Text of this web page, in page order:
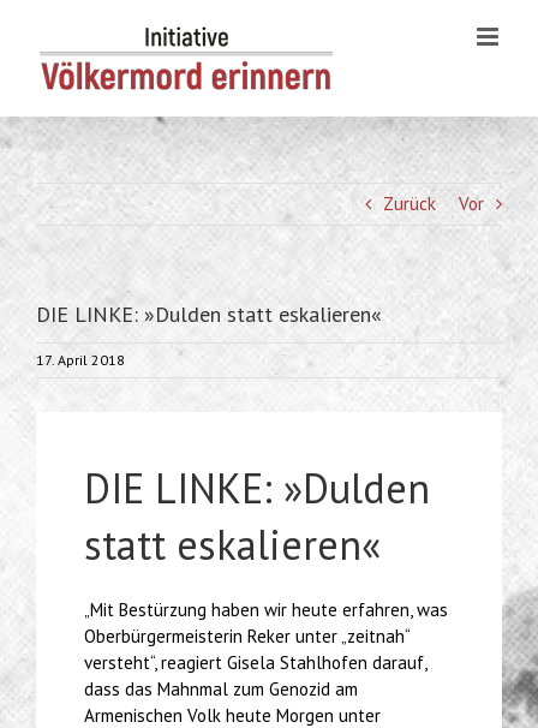
content
Zurück Vor
DIE LINKE: »Dulden statt eskalieren«
17. April 2018
DIE LINKE: »Dulden
statt eskalieren«
„Mit Bestürzung haben wir heute erfahren, was
Oberbürgermeisterin Reker unter „zeitnah“
versteht“, reagiert Gisela Stahlhofen darauf,
dass das Mahnmal zum Genozid am
Armenischen Volk heute Morgen unter